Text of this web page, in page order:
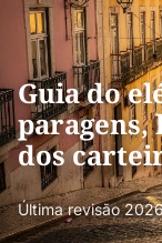
Guia do
dos
Última revisão